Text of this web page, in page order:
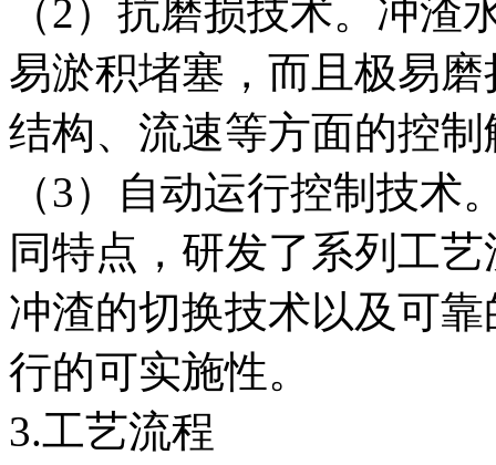
（2）抗磨损技术。冲
易淤积堵塞，而且极易
结构、流速等方面的控
（3）自动运行控制技
同特点，研发了系列工
冲渣的切换技术以及可
行的可实施性。
3.工艺流程